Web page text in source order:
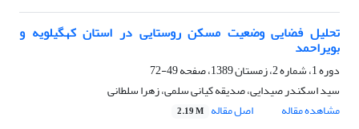
تحلیل فضایی وضعیت مسکن روستایی در استان کهگیلویه و
بویراحمد
دوره 1، شماره 2، زمستان 1389، صفحه
49-72
سید اسکندر صیدایی، صدیقه کیانی سلمی، زهرا سلطانی
مشاهده مقاله
اصل مقاله 2.19 M